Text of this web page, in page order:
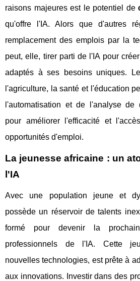
raisons majeures est le potentiel de
qu'offre l'IA. Alors que d'autres
remplacement des emplois par la
peut, elle, tirer parti de l'IA pour
adaptés à ses besoins uniques.
l'agriculture, la santé et l'éducation
l'automatisation et de l'analyse de
pour améliorer l'efficacité et
opportunités d'emploi.
La jeunesse africaine : un
l'IA
Avec une population jeune et
possède un réservoir de talents
formé pour devenir la
professionnels de l'IA. Cette
nouvelles technologies, est prête à
aux innovations. Investir dans des